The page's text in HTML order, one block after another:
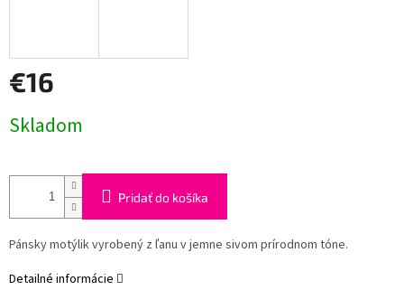
€16
cena:
Skladom
Pridať do košíka
Pánsky motýlik vyrobený z ľanu v jemne sivom prírodnom tóne.
Detailné informácie